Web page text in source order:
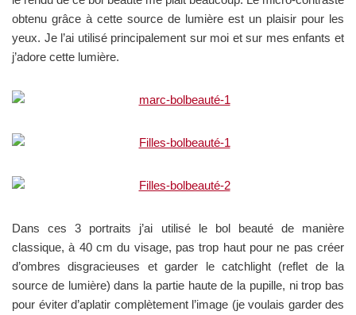
obtenu grâce à cette source de lumière est un plaisir pour les
yeux. Je l’ai utilisé principalement sur moi et sur mes enfants et
j’adore cette lumière.
Dans ces 3 portraits j’ai utilisé le bol beauté de manière
classique, à 40 cm du visage, pas trop haut pour ne pas créer
d’ombres disgracieuses et garder le catchlight (reflet de la
source de lumière) dans la partie haute de la pupille, ni trop bas
pour éviter d’aplatir complètement l’image (je voulais garder des